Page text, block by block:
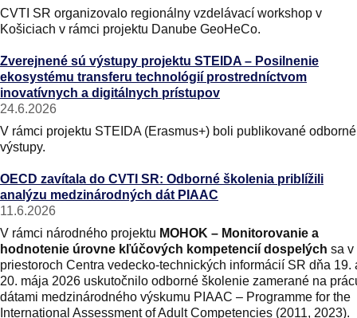
CVTI SR organizovalo regionálny vzdelávací workshop v
Košiciach v rámci projektu Danube GeoHeCo.
Zverejnené sú výstupy projektu STEIDA – Posilnenie
ekosystému transferu technológií prostredníctvom
inovatívnych a digitálnych prístupov
24.6.2026
V rámci projektu STEIDA (Erasmus+) boli publikované odborné
výstupy.
OECD zavítala do CVTI SR: Odborné školenia priblížili
analýzu medzinárodných dát PIAAC
11.6.2026
V rámci národného projektu MOHOK – Monitorovanie a
hodnotenie úrovne kľúčových kompetencií dospelých sa v
priestoroch Centra vedecko-technických informácií SR dňa 19.
20. mája 2026 uskutočnilo odborné školenie zamerané na
dátami medzinárodného výskumu PIAAC – Programme for the
International Assessment of Adult Competencies (2011, 2023).